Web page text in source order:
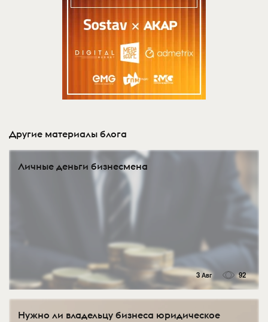
Другие материалы блога
Личные деньги бизнесмена
3 Авг 92
Нужно ли владельцу бизнеса юридическое